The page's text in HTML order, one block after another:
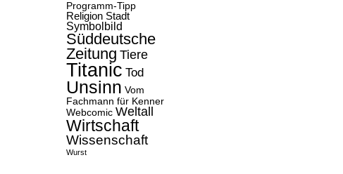
Programm-Tipp
Religion Stadt
Symbolbild
Süddeutsche
Zeitung Tiere
Titanic Tod
Unsinn Vom
Fachmann für Kenner
Webcomic Weltall
Wirtschaft
Wissenschaft
Wurst